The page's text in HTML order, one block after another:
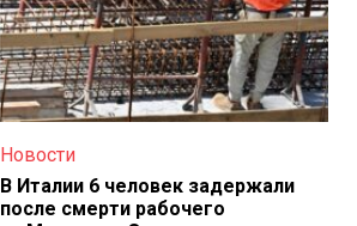
Новости
В Италии 6 человек задержали
после смерти рабочего